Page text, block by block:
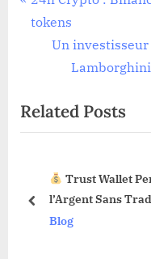
l’article
r
o
u
o
tokens
N
t
P
s
t
:
Un
Related Posts
Trust Wallet
l’Argent Sans
Dévoilées !
Blog
prev